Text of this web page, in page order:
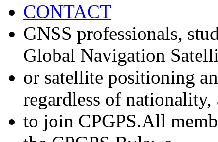
CONTACT
GNSS professionals,
Global Navigation
or satellite positioning
regardless of nationality,
to join CPGPS.All